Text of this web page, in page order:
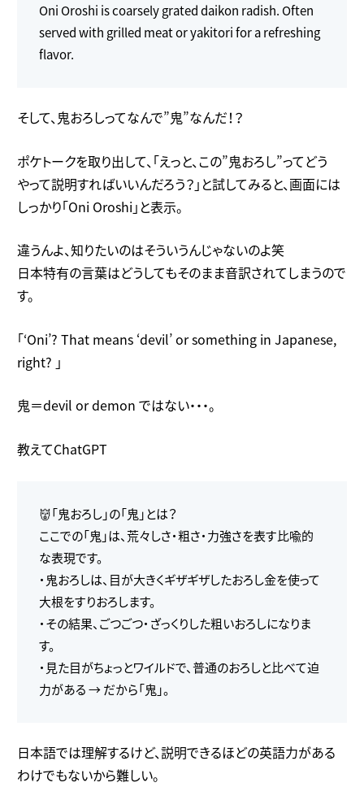
Oni Oroshi is coarsely grated daikon radish. Often
served with grilled meat or yakitori for a refreshing
flavor.
そして、鬼おろしってなんで”鬼”なんだ！？
ポケトークを取り出して、「えっと、この”鬼おろし”ってどう
やって説明すればいいんだろう？」と試してみると、画面には
しっかり「Oni Oroshi」と表示。
違うんよ、知りたいのはそういうんじゃないのよ笑
日本特有の言葉はどうしてもそのまま音訳されてしまうので
す。
「‘Oni’? That means ‘devil’ or something in Japanese,
right? 」
鬼＝devil or demon ではない・・・。
教えてChatGPT
👹「鬼おろし」の「鬼」とは？
ここでの「鬼」は、荒々しさ・粗さ・力強さを表す比喩的
な表現です。
・鬼おろしは、目が大きくギザギザしたおろし金を使って
大根をすりおろします。
・その結果、ごつごつ・ざっくりした粗いおろしになりま
す。
・見た目がちょっとワイルドで、普通のおろしと比べて迫
力がある → だから「鬼」。
日本語では理解するけど、説明できるほどの英語力がある
わけでもないから難しい。